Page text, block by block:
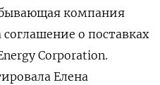
компания
о поставках
Corporation.
Елена